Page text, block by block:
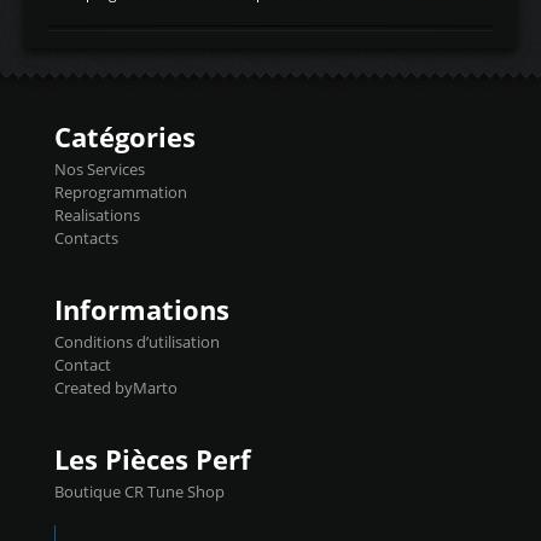
d'admissiontemp ex. pour atmo -30- 80°C
temperaturetemperature ldr moteurtemp
Injecteurs + Flashpro 1370€ TTC Le
précise et performante. Vous pourrez
basculer de la carto sans plomb à Ethanol à
l'aide du flashpro OPTION ECONOMIQUES
Reprog SP 98 sur le calculateur d'origine
450€ TTC Un gain d'environ 10cv et 15nm
Catégories
Nos Services
Reprogrammation
Realisations
Contacts
Informations
Conditions d’utilisation
Contact
Created byMarto
Les Pièces Perf
Boutique CR Tune Shop